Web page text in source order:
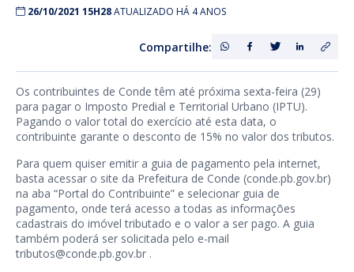
26/10/2021 15H28ATUALIZADO HÁ 4 ANOS
Compartilhe:
Os contribuintes de Conde têm até próxima sexta-feira (29)
para pagar o Imposto Predial e Territorial Urbano (IPTU).
Pagando o valor total do exercício até esta data, o
contribuinte garante o desconto de 15% no valor dos tributos.
Para quem quiser emitir a guia de pagamento pela internet,
basta acessar o site da Prefeitura de Conde (conde.pb.gov.br)
na aba “Portal do Contribuinte” e selecionar guia de
pagamento, onde terá acesso a todas as informações
cadastrais do imóvel tributado e o valor a ser pago. A guia
também poderá ser solicitada pelo e-mail
tributos@conde.pb.gov.br .